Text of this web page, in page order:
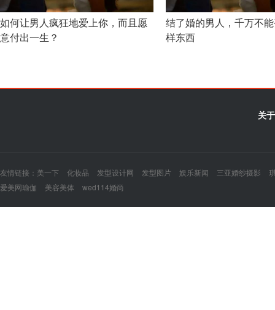
如何让男人疯狂地爱上你，而且愿
意付出一生？
结了婚的男人，千万不
样东西
关
友情链接： 美一下 化妆品 发型设计网 发型图片 娱乐新闻 三亚婚纱摄影
爱美网瑜伽
美容美体 wed114婚尚